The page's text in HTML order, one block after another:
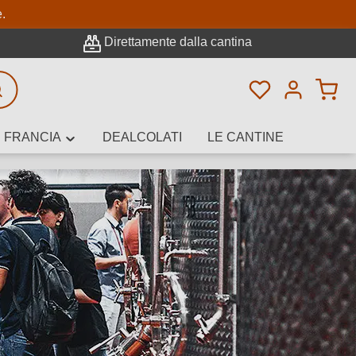
Direttamente dalla cantina
Hai 0 articoli
FRANCIA DEALCOLATI LE CANTINE
Ricerca avanzata
cantina o